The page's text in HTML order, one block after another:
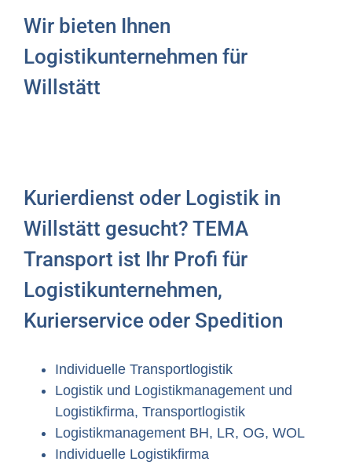
Wir bieten Ihnen
Logistikunternehmen für
Willstätt
Kurierdienst oder Logistik in
Willstätt gesucht? TEMA
Transport ist Ihr Profi für
Logistikunternehmen,
Kurierservice oder Spedition
Individuelle Transportlogistik
Logistik und Logistikmanagement und
Logistikfirma, Transportlogistik
Logistikmanagement BH, LR, OG, WOL
Individuelle Logistikfirma